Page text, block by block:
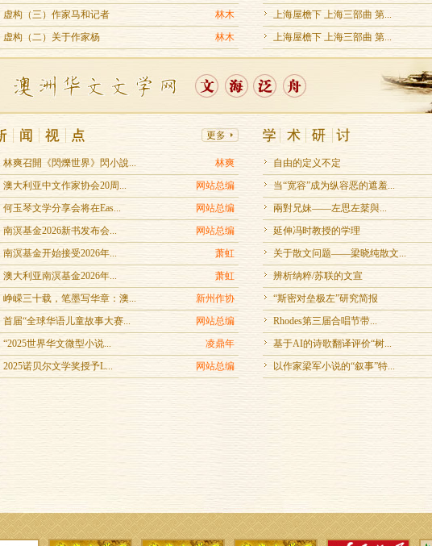
虚构（三）作家马和记者
林木
虚构（二）关于作家杨
林木
上海屋檐下 上海三部曲 第...
上海屋檐下 上海三部曲 第...
林爽召開《閃爍世界》閃小說...
林爽
澳大利亚中文作家协会20周...
网站总编
何玉琴文学分享会将在Eas...
网站总编
南溟基金2026新书发布会...
网站总编
南溟基金开始接受2026年...
萧虹
澳大利亚南溟基金2026年...
萧虹
峥嵘三十载，笔墨写华章：澳...
新州作协
首届“全球华语儿童故事大赛...
网站总编
“2025世界华文微型小说...
凌鼎年
2025诺贝尔文学奖授予L...
网站总编
自由的定义不定
当“宽容”成为纵容恶的遮羞...
兩對兄妹——左思左棻與...
延伸冯时教授的学理
关于散文问题——梁晓纯散文...
辨析纳粹/苏联的文宣
“斯密对垒极左”研究简报
Rhodes第三届合唱节带...
基于AI的诗歌翻译评价“树...
以作家梁军小说的“叙事”特...